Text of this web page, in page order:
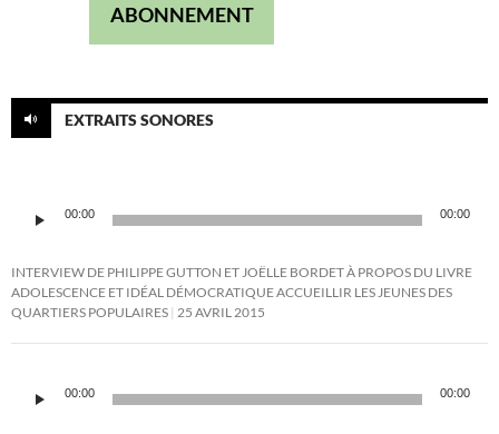
ABONNEMENT
EXTRAITS SONORES
audio
00:00 00:00
INTERVIEW DE PHILIPPE GUTTON ET JOËLLE BORDET À PROPOS DU LIVRE
ADOLESCENCE ET IDÉAL DÉMOCRATIQUE ACCUEILLIR LES JEUNES DES
QUARTIERS POPULAIRES 25 AVRIL 2015
audio
00:00 00:00